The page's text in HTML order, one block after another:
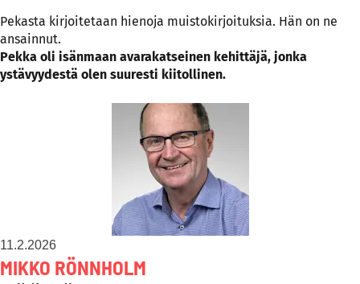
Pekasta kirjoitetaan hienoja muistokirjoituksia. Hän on ne
ansainnut.
Pekka oli isänmaan avarakatseinen kehittäjä, jonka
ystävyydestä olen suuresti kiitollinen.
11.2.2026
MIKKO RÖNNHOLM